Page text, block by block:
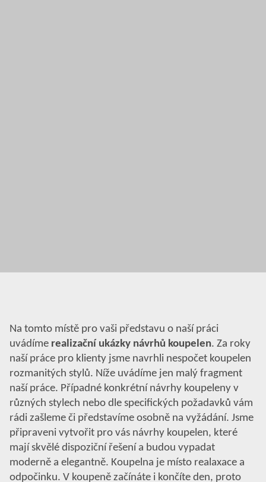
Na tomto místě pro vaši představu o naší práci
uvádíme realizační ukázky návrhů koupelen. Za roky
naší práce pro klienty jsme navrhli nespočet koupelen
rozmanitých stylů. Níže uvádíme jen malý fragment
naší práce. Případné konkrétní návrhy koupeleny v
různých stylech nebo dle specifických požadavků vám
rádi zašleme či představíme osobně na vyžádání. Jsme
připraveni vytvořit pro vás návrhy koupelen, které
mají skvělé dispoziční řešení a budou vypadat
moderně a elegantně. Koupelna je místo realaxace a
odpočinku. V koupeně začínáte i končíte den, proto